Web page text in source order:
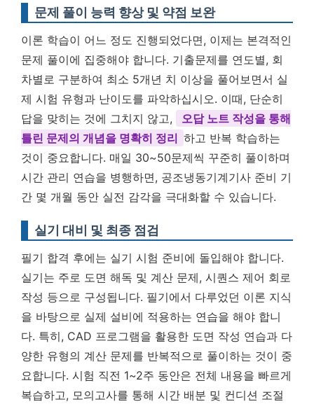
문제 풀이 능력 향상 및 약점 보완
이론 학습이 어느 정도 진행되었다면, 이제는 본격적인
문제 풀이에 집중해야 합니다. 기출문제를 연도별, 회
차별로 구분하여 최소 5개년 치 이상을 풀어보면서 실
제 시험 유형과 난이도를 파악하십시오. 이때, 단순히
답을 맞히는 것에 그치지 않고,
오답 노트 작성을 통해
틀린 문제의 개념을 명확히 정리 하고 반복 학습하는
것이 중요합니다. 매일 30~50문제씩 꾸준히 풀이하며
시간 관리 연습을 병행하면, 공조냉동기계기사 준비 기
간 몇 개월 동안 실전 감각을 극대화할 수 있습니다.
실기 대비 및 최종 점검
필기 합격 후에는 실기 시험 준비에 돌입해야 합니다.
실기는 주로 도면 해독 및 계산 문제, 시퀀스 제어 회로
작성 등으로 구성됩니다. 필기에서 다루었던 이론 지식
을 바탕으로 실제 설비에 적용하는 연습을 해야 합니
다. 특히, CAD 프로그램을 활용한 도면 작성 연습과 다
양한 유형의 계산 문제를 반복적으로 풀이하는 것이 중
요합니다. 시험 직전 1~2주 동안은 전체 내용을 빠르게
복습하고, 모의고사를 통해 시간 배분 및 컨디션 조절